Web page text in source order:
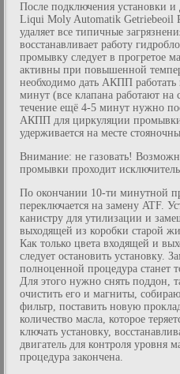
После подключения установки
Liqui Moly Automatik Getriebeoil
удаляет все типичные
восстанавливает работу
промывку следует в прогретое
активны при повышенной
необходимо дать АКПП
минут (все клапана работают
течение ещё 4-5 минут нужно
АКПП для циркуляции
удерживается на месте
Внимание: не газовать!
промывки проходит
По окончании 10-ти минутной
переключается на замену ATF.
канистру для утилизации и
выходящей из коробки старой
Как только цвета входящей и
следует остановить установку.
полноценной процедура станет
Для этого нужно снять поддон,
очистить его и магниты,
фильтр, поставить новую
количество масла, которое
ключать установку,
двигатель для контроля уровня
процедура закончена.